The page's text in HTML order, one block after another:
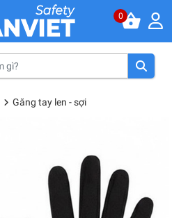
0
Găng tay len - sợi